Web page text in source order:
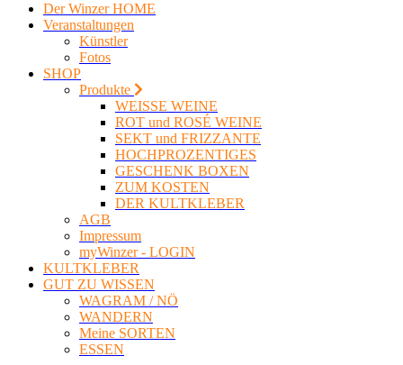
Der Winzer HOME
Veranstaltungen
Künstler
Fotos
SHOP
Produkte
WEISSE WEINE
ROT und ROSÉ WEINE
SEKT und FRIZZANTE
HOCHPROZENTIGES
GESCHENK BOXEN
ZUM KOSTEN
DER KULTKLEBER
AGB
Impressum
myWinzer - LOGIN
KULTKLEBER
GUT ZU WISSEN
WAGRAM / NÖ
WANDERN
Meine SORTEN
ESSEN